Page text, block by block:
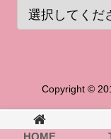
Copyright ©
HOME